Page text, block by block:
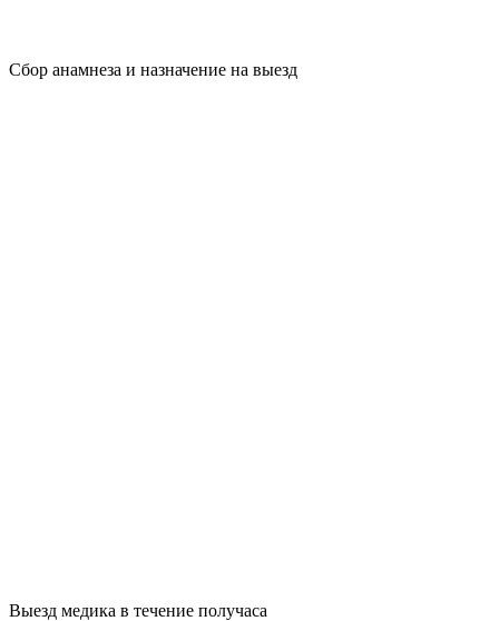
Сбор анамнеза и назначение на выезд
Выезд медика в течение получаса